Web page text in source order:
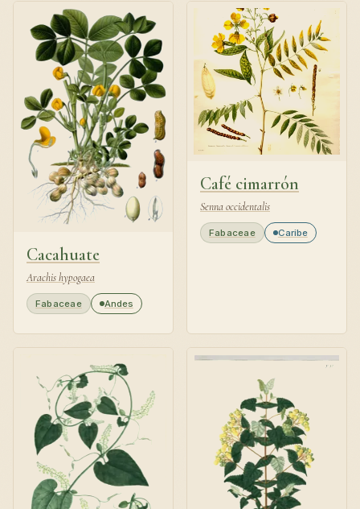
Cacahuate
Arachis hypogaea
Fabaceae Andes
Café cimarrón
Senna occidentalis
Fabaceae Caribe